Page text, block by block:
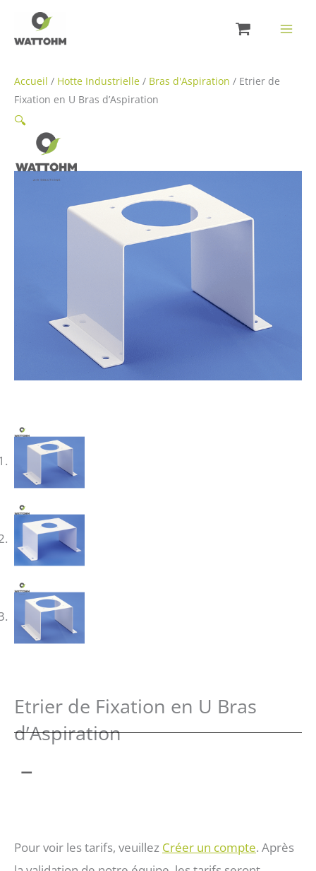
Accueil / Hotte Industrielle / Bras d'Aspiration / Etrier de
Fixation en U Bras d’Aspiration
🔍
Etrier de Fixation en U Bras
d’Aspiration
–
prix :
Pour voir les tarifs, veuillez Créer un compte. Après